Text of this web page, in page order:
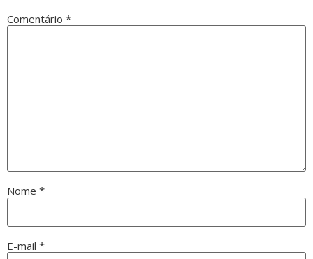
Comentário *
Nome *
E-mail *